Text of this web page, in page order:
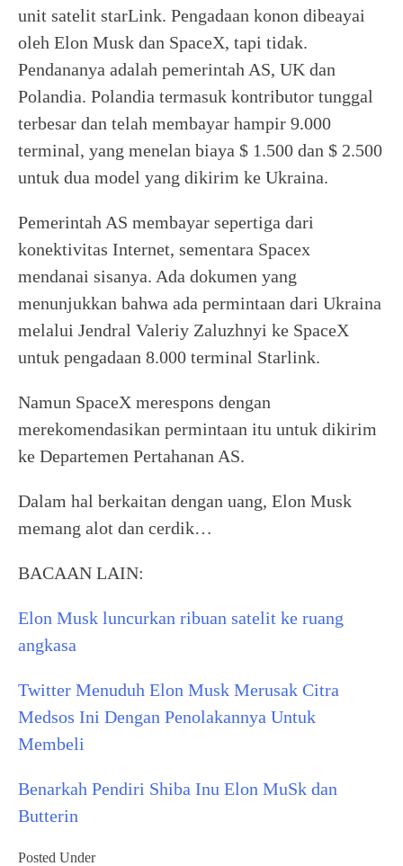
unit satelit starLink. Pengadaan konon dibeayai
oleh Elon Musk dan SpaceX, tapi tidak.
Pendananya adalah pemerintah AS, UK dan
Polandia. Polandia termasuk kontributor tunggal
terbesar dan telah membayar hampir 9.000
terminal, yang menelan biaya $ 1.500 dan $ 2.500
untuk dua model yang dikirim ke Ukraina.
Pemerintah AS membayar sepertiga dari
konektivitas Internet, sementara Spacex
mendanai sisanya. Ada dokumen yang
menunjukkan bahwa ada permintaan dari Ukraina
melalui Jendral Valeriy Zaluzhnyi ke SpaceX
untuk pengadaan 8.000 terminal Starlink.
Namun SpaceX merespons dengan
merekomendasikan permintaan itu untuk dikirim
ke Departemen Pertahanan AS.
Dalam hal berkaitan dengan uang, Elon Musk
memang alot dan cerdik…
BACAAN LAIN:
Elon Musk luncurkan ribuan satelit ke ruang
angkasa
Twitter Menuduh Elon Musk Merusak Citra
Medsos Ini Dengan Penolakannya Untuk
Membeli
Benarkah Pendiri Shiba Inu Elon MuSk dan
Butterin
Posted Under